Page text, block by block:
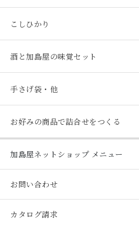
こしひかり
酒と加島屋の味覚セット
手さげ袋・他
お好みの商品で詰合せをつくる
加島屋ネットショップ メニュー
お問い合わせ
カタログ請求